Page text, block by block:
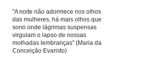
"A noite não adormece nos olhos
das mulheres, há mais olhos que
sono onde lágrimas suspensas
virgulam o lapso de nossas
molhadas lembranças" (Maria da
Conceição Evaristo)